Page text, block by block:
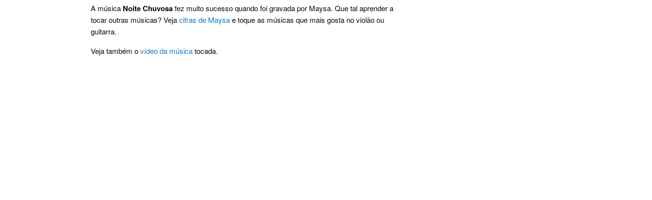
A música Noite Chuvosafez muito sucesso quando foi gravada por Maysa. Que tal aprender a
tocar outras músicas? Vejacifras de Maysae toque as músicas que mais gosta no violão ou
guitarra.
Veja também ovídeo da músicatocada.